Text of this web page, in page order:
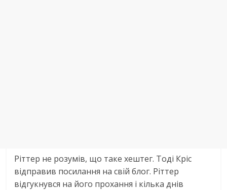
Ріттер не розумів, що таке хештег. Тоді Кріс
відправив посилання на свій блог. Ріттер
відгукнувся на його прохання і кілька днів